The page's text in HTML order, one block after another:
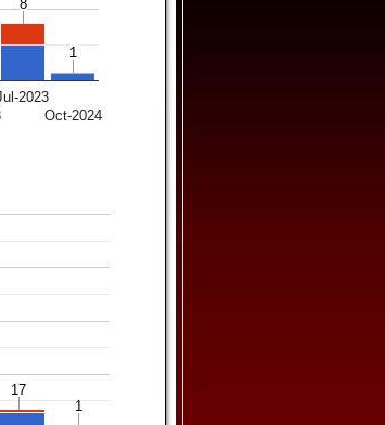
2023
Oct-2024
8
8
1
1
17
17
1
1